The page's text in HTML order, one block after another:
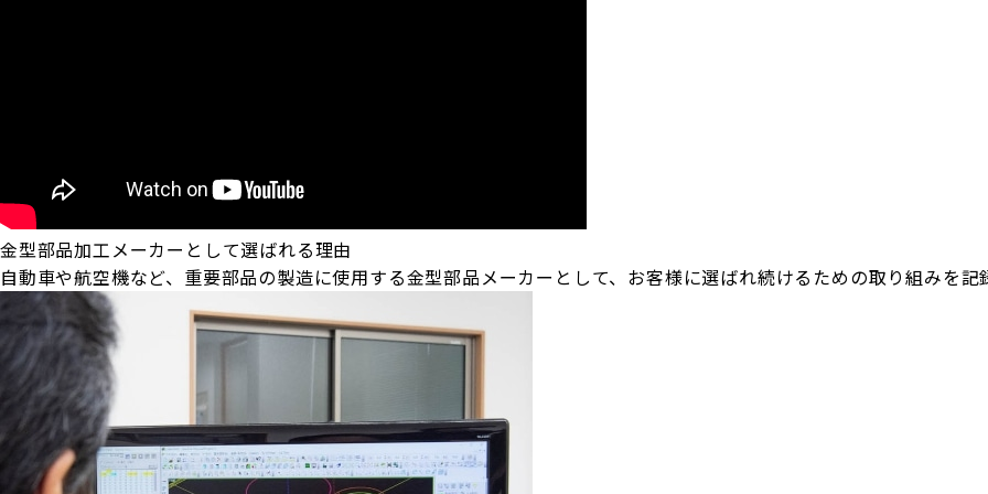
金型部品加工メーカーとして選ばれる理由
自動車や航空機など、重要部品の製造に使用する金型部品メーカーとして、お客様に選ばれ続けるための取り組みを記